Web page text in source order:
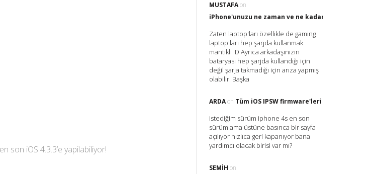
son iOS 4.3.3’e yapilabiliyor!
MUSTAFAon
iPhone'unuzu ne zaman ve ne kadar Şarj
Zaten laptop'ları özellikle de gaming
laptop'ları hep şarjda kullanmak
mantıklı :D Ayrıca arkadaşınızın
bataryası hep şarjda kullandığı için
değil şarja takmadığı için arıza yapmış
olabilir. Başka
ARDAon Tüm iOS IPSW firmware'leri
istediğim sürüm iphone 4s en son
sürüm ama üstüne basınca bir sayfa
açılıyor hızlıca geri kapanıyor bana
yardımcı olacak birisi var mı?
SEMIH on